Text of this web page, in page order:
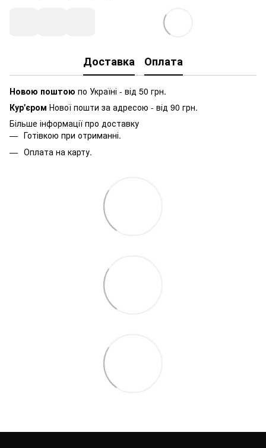
Доставка Оплата
Новою поштою по Україні - від 50 грн.
Кур'єром Нової пошти за адресою - від 90 грн.
Більше інформації про доставку
Готівкою при отриманні.
Оплата на карту.